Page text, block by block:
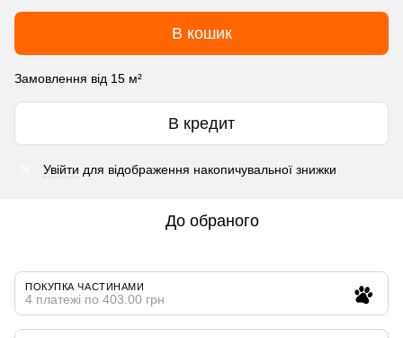
В кошик
Замовлення від 15 м²
В кредит
Увійти для відображення накопичувальної знижки
До обраного
ПОКУПКА ЧАСТИНАМИ
4 платежі по 403.00 грн